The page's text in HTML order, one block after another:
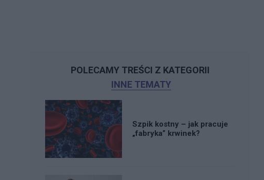
POLECAMY TREŚCI Z KATEGORII
INNE TEMATY
Szpik kostny – jak pracuje
„fabryka” krwinek?